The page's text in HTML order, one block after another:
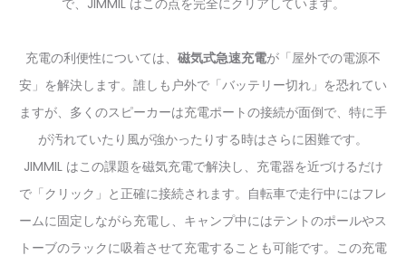
で、JIMMIL はこの点を完全にクリアしています。
充電の利便性については、 磁気式急速充電が「屋外での電源不
安」を解決します。誰しも户外で「バッテリー切れ」を恐れてい
ますが、多くのスピーカーは充電ポートの接続が面倒で、特に手
が汚れていたり風が強かったりする時はさらに困難です。
JIMMIL はこの課題を磁気充電で解決し、充電器を近づけるだけ
で「クリック」と正確に接続されます。自転車で走行中にはフレ
ームに固定しながら充電し、キャンプ中にはテントのポールやス
トーブのラックに吸着させて充電することも可能です。この充電